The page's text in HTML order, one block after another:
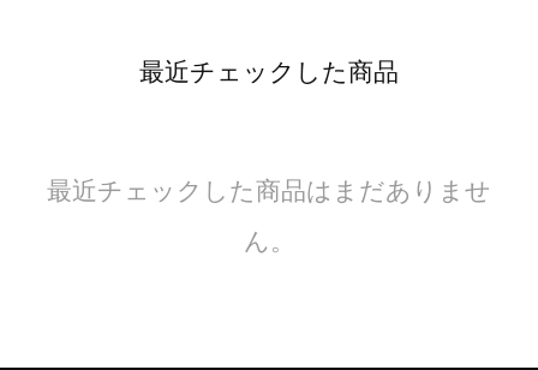
最近チェックした商品
最近チェックした商品はまだありませ
ん。